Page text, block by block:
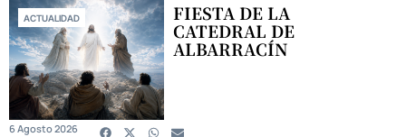
ACTUALIDAD FIESTA DE LA
CATEDRAL DE
ALBARRACÍN
6 Agosto 2026